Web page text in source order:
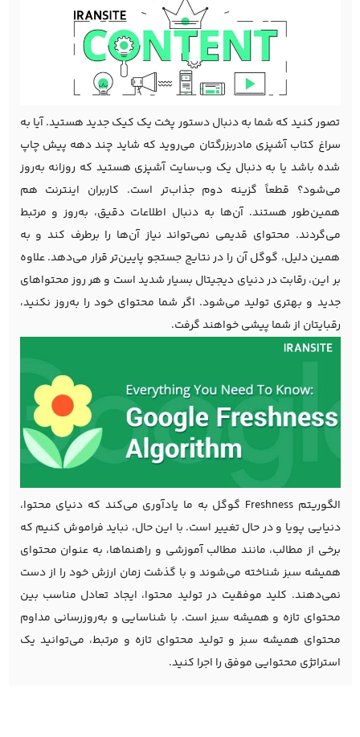
تصور کنید که شما به دنبال دستور پخت یک کیک جدید هستید. آیا به
سراغ کتاب آشپزی مادربزرگتان می‌روید که شاید چند دهه پیش چاپ
شده باشد یا به دنبال یک وب‌سایت آشپزی هستید که روزانه به‌روز
می‌شود؟ قطعاً گزینه دوم جذاب‌تر است. کاربران اینترنت هم
همین‌طور هستند. آن‌ها به دنبال اطلاعات دقیق، به‌روز و مرتبط
می‌گردند. محتوای قدیمی نمی‌تواند نیاز آن‌ها را برطرف کند و به
همین دلیل، گوگل آن را در نتایج جستجو پایین‌تر قرار می‌دهد. علاوه
بر این، رقابت در دنیای دیجیتال بسیار شدید است و هر روز محتواهای
جدید و بهتری تولید می‌شود. اگر شما محتوای خود را به‌روز نکنید،
رقبایتان از شما پیشی خواهند گرفت.
الگوریتم Freshness گوگل به ما یادآوری می‌کند که دنیای محتوا،
دنیایی پویا و در حال تغییر است. با این حال، نباید فراموش کنیم که
برخی از مطالب، مانند مطالب آموزشی و راهنماها، به عنوان محتوای
همیشه سبز شناخته می‌شوند و با گذشت زمان ارزش خود را از دست
نمی‌دهند. کلید موفقیت در تولید محتوا، ایجاد تعادل مناسب بین
محتوای تازه و همیشه سبز است. با شناسایی و به‌روزرسانی مداوم
محتوای همیشه سبز و تولید محتوای تازه و مرتبط، می‌توانید یک
استراتژی محتوایی موفق را اجرا کنید.